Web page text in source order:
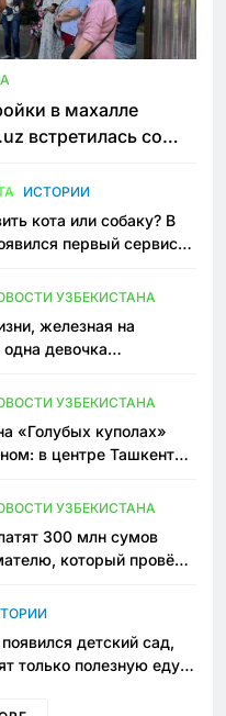
в махалле
встретилась со
ИСТОРИИ
кота или собаку? В
первый сервис
УЗБЕКИСТАНА
железная на
девочка
УЗБЕКИСТАНА
«Голубых куполах»
в центре Ташкента
УЗБЕКИСТАНА
300 млн сумов
который провёл
детский сад,
только полезную еду.
без сахара»